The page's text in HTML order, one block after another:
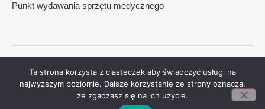
Punkt wydawania sprzętu medycznego
Copyright © 2026 Oddechowy.pl | Wszelkie prawa zastrzeżone.
Home Urządzenia oddechowe
Urządzenia diagnostyczne
NOWOŚCI Koszyk
Ta strona korzysta z ciasteczek aby świadczyć usługi na
najwyższym poziomie. Dalsze korzystanie ze strony oznacza,
że zgadzasz się na ich użycie.